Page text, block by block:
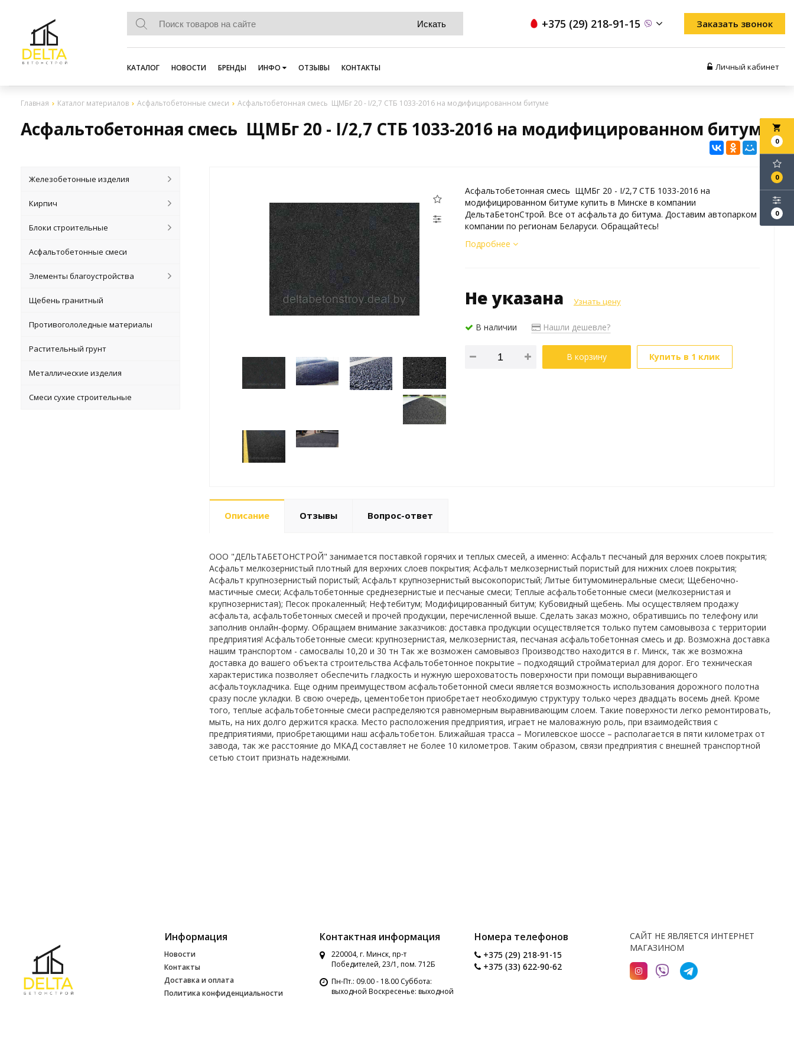
+375 (29) 218-91-15 Заказать звонок
КАТАЛОГ НОВОСТИ БРЕНДЫ ИНФО ОТЗЫВЫ КОНТАКТЫ Личный кабинет
Главная Каталог материалов Асфальтобетонные смеси Асфальтобетонная смесь ЩМБг 20 - I/2,7 СТБ 1033-2016 на модифицированном битуме
Асфальтобетонная смесь ЩМБг 20 - I/2,7 СТБ 1033-2016 на модифицированном битуме local_grocery_store
0
0
0
Железобетонные изделия
Кирпич
Блоки строительные
Асфальтобетонные смеси
Элементы благоустройства
Щебень гранитный
Противогололедные материалы
Растительный грунт
Металлические изделия
Смеси сухие строительные
Асфальтобетонная смесь ЩМБг 20 - I/2,7 СТБ 1033-2016 на
модифицированном битуме купить в Минске в компании
ДельтаБетонСтрой. Все от асфальта до битума. Доставим автопарком
компании по регионам Беларуси. Обращайтесь!
Подробнее
Не указана Узнать цену
В наличии Нашли дешевле?
В корзину Купить в 1 клик
Описание Отзывы Вопрос-ответ
ООО "ДЕЛЬТАБЕТОНСТРОЙ" занимается поставкой горячих и теплых смесей, а именно: Асфальт песчаный для верхних слоев покрытия;
Асфальт мелкозернистый плотный для верхних слоев покрытия; Асфальт мелкозернистый пористый для нижних слоев покрытия;
Асфальт крупнозернистый пористый; Асфальт крупнозернистый высокопористый; Литые битумоминеральные смеси; Щебеночно-
мастичные смеси; Асфальтобетонные среднезернистые и песчаные смеси; Теплые асфальтобетонные смеси (мелкозернистая и
крупнозернистая); Песок прокаленный; Нефтебитум; Модифицированный битум; Кубовидный щебень. Мы осуществляем продажу
асфальта, асфальтобетонных смесей и прочей продукции, перечисленной выше. Сделать заказ можно, обратившись по телефону или
заполнив онлайн-форму. Обращаем внимание заказчиков: доставка продукции осуществляется только путем самовывоза с территории
предприятия! Асфальтобетонные смеси: крупнозернистая, мелкозернистая, песчаная асфальтобетонная смесь и др. Возможна доставка
нашим транспортом - самосвалы 10,20 и 30 тн Так же возможен самовывоз Производство находится в г. Минск, так же возможна
доставка до вашего объекта строительства Асфальтобетонное покрытие – подходящий стройматериал для дорог. Его техническая
характеристика позволяет обеспечить гладкость и нужную шероховатость поверхности при помощи выравнивающего
асфальтоукладчика. Еще одним преимуществом асфальтобетонной смеси является возможность использования дорожного полотна
сразу после укладки. В свою очередь, цементобетон приобретает необходимую структуру только через двадцать восемь дней. Кроме
того, теплые асфальтобетонные смеси распределяются равномерным выравнивающим слоем. Такие поверхности легко ремонтировать,
мыть, на них долго держится краска. Место расположения предприятия, играет не маловажную роль, при взаимодействия с
предприятиями, приобретающими наш асфальтобетон. Ближайшая трасса – Могилевское шоссе – располагается в пяти километрах от
завода, так же расстояние до МКАД составляет не более 10 километров. Таким образом, связи предприятия с внешней транспортной
сетью стоит признать надежными.
Информация
Новости
Контакты
Доставка и оплата
Политика конфиденциальности
Контактная информация
220004, г. Минск, пр-т
Победителей, 23/1, пом. 712Б
Пн-Пт.: 09.00 - 18.00 Суббота:
выходной Воскресенье: выходной
Номера телефонов
+375 (29) 218-91-15
+375 (33) 622-90-62
САЙТ НЕ ЯВЛЯЕТСЯ ИНТЕРНЕТ
МАГАЗИНОМ